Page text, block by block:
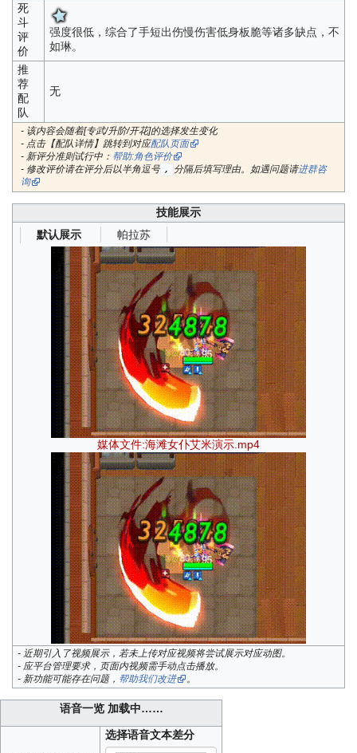
死
斗
评
价
强度很低，综合了手短出伤慢伤害低身板脆等诸多缺点，不
如琳。
推
荐
配
队
无
- 该内容会随着[专武/升阶/开花]的选择发生变化
- 点击【配队详情】跳转到对应配队页面
- 新评分准则试行中： 帮助:角色评价
- 修改评价请在评分后以半角逗号 , 分隔后填写理由。如遇问题请进群咨
询
技能展示
默认展示 帕拉苏
媒体文件:海滩女仆艾米演示.mp4
- 近期引入了视频展示，若未上传对应视频将尝试展示对应动图。
- 应平台管理要求，页面内视频需手动点击播放。
- 新功能可能存在问题， 帮助我们改进 。
语音一览 加载中……
选择语音文本差分